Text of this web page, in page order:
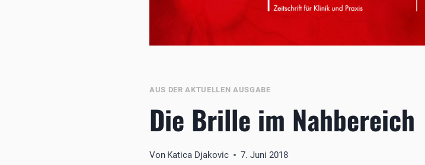
AUS DER AKTUELLEN AUSGABE
Die Brille im Nahbereich
Von Katica Djakovic 7. Juni 2018